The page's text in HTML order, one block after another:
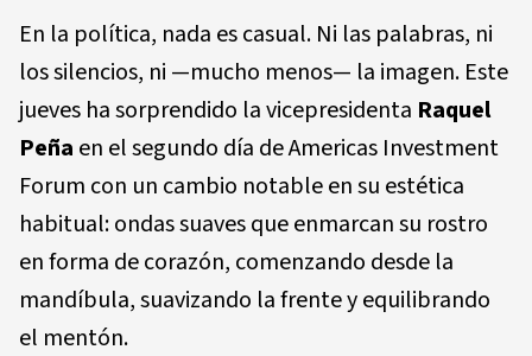
En la política, nada es casual. Ni las palabras, ni
los silencios, ni —mucho menos— la imagen. Este
jueves ha sorprendido la vicepresidenta Raquel
Peña en el segundo día de Americas Investment
Forum con un cambio notable en su estética
habitual: ondas suaves que enmarcan su rostro
en forma de corazón, comenzando desde la
mandíbula, suavizando la frente y equilibrando
el mentón.